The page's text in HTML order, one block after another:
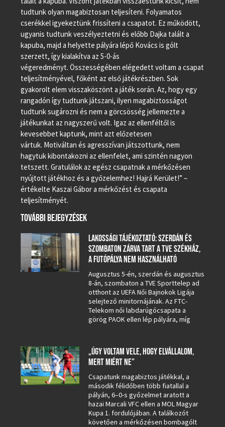
tudtunk olyan magabiztosan teljesíteni. Folyamatos
cserékkel igyekeztünk frissíteni a csapatot. Ez működött,
ugyanis tudtunk veszélyeztetni és előbb Dajka talált a
kapuba, majd a helyette pályára lépő Kovács is gólt
szerzett, így kialakítva az 5-0-ás
végeredményt. Összességében elégedett voltam a csapat
teljesítményével, főként az első játékrészben. Sok
gyakorolt elem visszaköszönt a játék során. Az, hogy egy
rangadón így tudtunk játszani, ilyen magabiztosságot
tudtunk sugározni és nem a görcsösség jellemezte a
játékunkat az nagyszerű volt. Igaz az ellenféltől is
kevesebbet kaptunk, mint azt előzetesen
vártuk. Motiváltan és agresszívan játszottunk, nem
hagytuk kibontakozni az ellenfelet, ami szintén nagyon
tetszett. Gratulálok az egész csapatnak a mérkőzésen
nyújtott játékhoz és a győzelemhez! Hajrá Kerület!” –
értékelte Kaszai Gábor a mérkőzést és csapata
teljesítményét.
TOVÁBBI BEJEGYZÉSEK
LAKOSSÁGI TÁJÉKOZTATÓ: SZERDÁN ÉS
SZOMBATON ZÁRVA TART A TVE SZÉKHÁZ,
A FUTÓPÁLYA NEM HASZNÁLHATÓ
Augusztus 5-én, szerdán és augusztus
8-án, szombaton a TVE Sporttelep ad
otthont az UEFA Női Bajnokok Ligája
selejtező minitornájának. Az FTC-
Telekom női labdarúgócsapata a
görög PAOK ellen lép pályára, míg
„ÚGY VOLTAM VELE, HOGY ELVÁLLALOM,
MERT MIÉRT NE”
Csapatunk magabiztos játékkal, a
második félidőben több fiatallal a
pályán, 6–0-s győzelmet aratott a
hazai Marcali VFC ellen a MOL Magyar
Kupa 1. fordulójában. A találkozót
követően a mérkőzésen bombagólt